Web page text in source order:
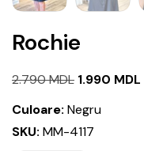
Rochie
2.790MDL Prețul
1.990 MDL
Culoare: Negru
SKU: MM-4117